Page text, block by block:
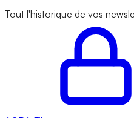
Tout l'historique de vos